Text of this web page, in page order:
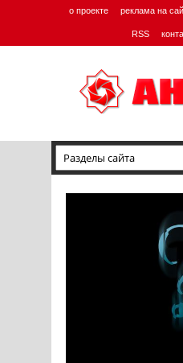
о проекте реклама на
RSS